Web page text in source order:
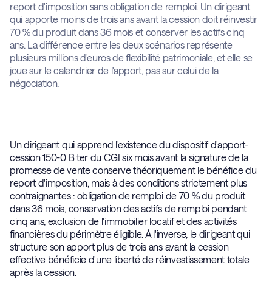
report d'imposition sans obligation de remploi. Un dirigeant
qui apporte moins de trois ans avant la cession doit réinvestir
70 % du produit dans 36 mois et conserver les actifs cinq
ans. La différence entre les deux scénarios représente
plusieurs millions d'euros de flexibilité patrimoniale, et elle se
joue sur le calendrier de l'apport, pas sur celui de la
négociation.
Un dirigeant qui apprend l'existence du dispositif d'apport-
cession 150-0 B ter du CGI six mois avant la signature de la
promesse de vente conserve théoriquement le bénéfice du
report d'imposition, mais à des conditions strictement plus
contraignantes : obligation de remploi de 70 % du produit
dans 36 mois, conservation des actifs de remploi pendant
cinq ans, exclusion de l'immobilier locatif et des activités
financières du périmètre éligible. À l'inverse, le dirigeant qui
structure son apport plus de trois ans avant la cession
effective bénéficie d'une liberté de réinvestissement totale
après la cession.